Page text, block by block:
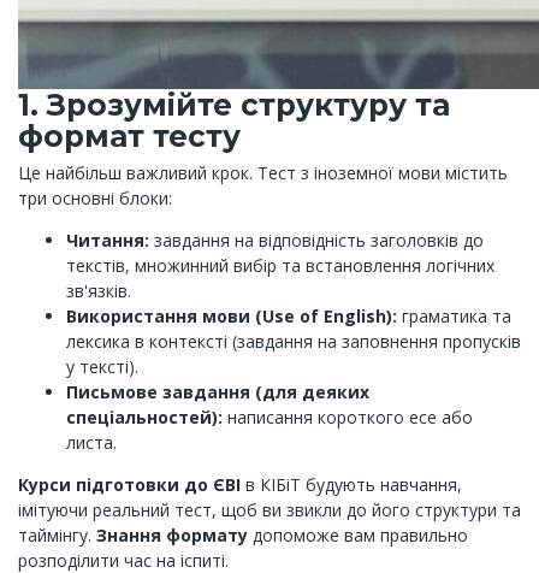
1. Зрозумійте структуру та
формат тесту
Це найбільш важливий крок. Тест з іноземної мови містить
три основні блоки:
Читання: завдання на відповідність заголовків до
текстів, множинний вибір та встановлення логічних
зв'язків.
Використання мови (Use of English): граматика та
лексика в контексті (завдання на заповнення пропусків
у тексті).
Письмове завдання (для деяких
спеціальностей): написання короткого есе або
листа.
Курси підготовки до ЄВІ в КІБіТ будують навчання,
імітуючи реальний тест, щоб ви звикли до його структури та
таймінгу. Знання формату допоможе вам правильно
розподілити час на іспиті.